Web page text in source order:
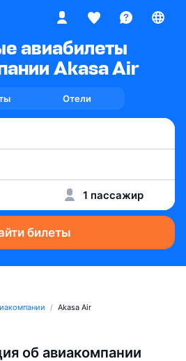
авиабилеты
Akasa Air
Отели
1 пассажир
билеты
Akasa Air
об авиакомпании